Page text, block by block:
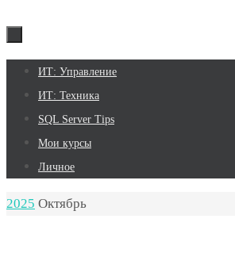
Перейти
содержимому
ИТ: Управление
ИТ: Техника
SQL Server Tips
Мои курсы
Личное
Главная
2025 Октябрь